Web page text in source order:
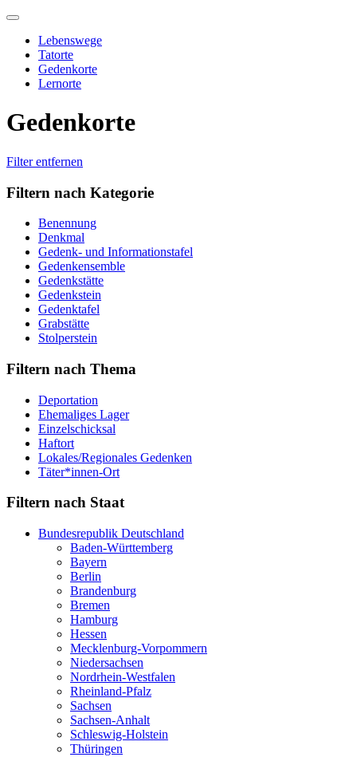
Skip
contentLebenswege
Tatorte
Gedenkorte
Lernorte
Gedenkorte
Filter entfernen
Filtern nach Kategorie
Benennung
Denkmal
Gedenk- und Informationstafel
Gedenkensemble
Gedenkstätte
Gedenkstein
Gedenktafel
Grabstätte
Stolperstein
Filtern nach Thema
Deportation
Ehemaliges Lager
Einzelschicksal
Haftort
Lokales/Regionales Gedenken
Täter*innen-Ort
Filtern nach Staat
Bundesrepublik Deutschland
Baden-Württemberg
Bayern
Berlin
Brandenburg
Bremen
Hamburg
Hessen
Mecklenburg-Vorpommern
Niedersachsen
Nordrhein-Westfalen
Rheinland-Pfalz
Sachsen
Sachsen-Anhalt
Schleswig-Holstein
Thüringen